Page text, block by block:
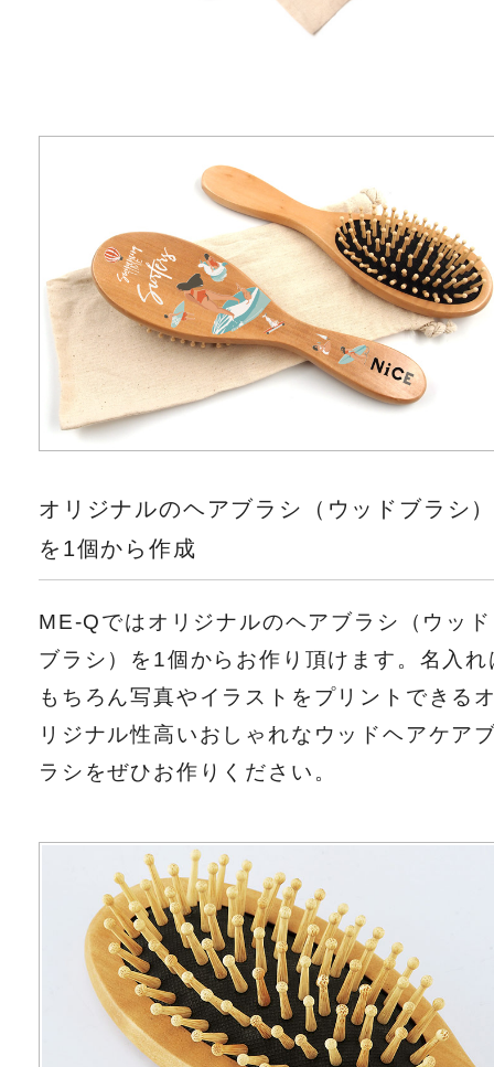
オリジナルのヘアブラシ（ウッドブラシ
を1個から作成
ME-Qではオリジナルのヘアブラシ（ウッド
ブラシ）を1個からお作り頂けます。名入れ
もちろん写真やイラストをプリントできる
リジナル性高いおしゃれなウッドヘアケア
ラシをぜひお作りください。